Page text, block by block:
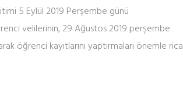
5 Eylül 2019 Perşembe günü
velilerinin, 29 Ağustos 2019 perşembe
öğrenci kayıtlarını yaptırmaları önemle rica